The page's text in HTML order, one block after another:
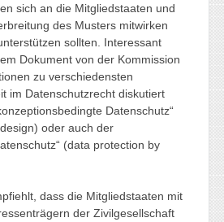
sich an die Mitgliedstaaten und
des Musters mitwirken
sollten. Interessant
Dokument von der Kommission
zu verschiedensten
im Datenschutzrecht diskutiert
Datenschutz“
oder auch der
(data protection by
dass die Mitgliedstaaten mit
der Zivilgesellschaft